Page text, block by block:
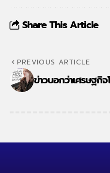
Share This Article
PREVIOUS ARTICLE
ข่าวบอกว่าเศรษฐกิ